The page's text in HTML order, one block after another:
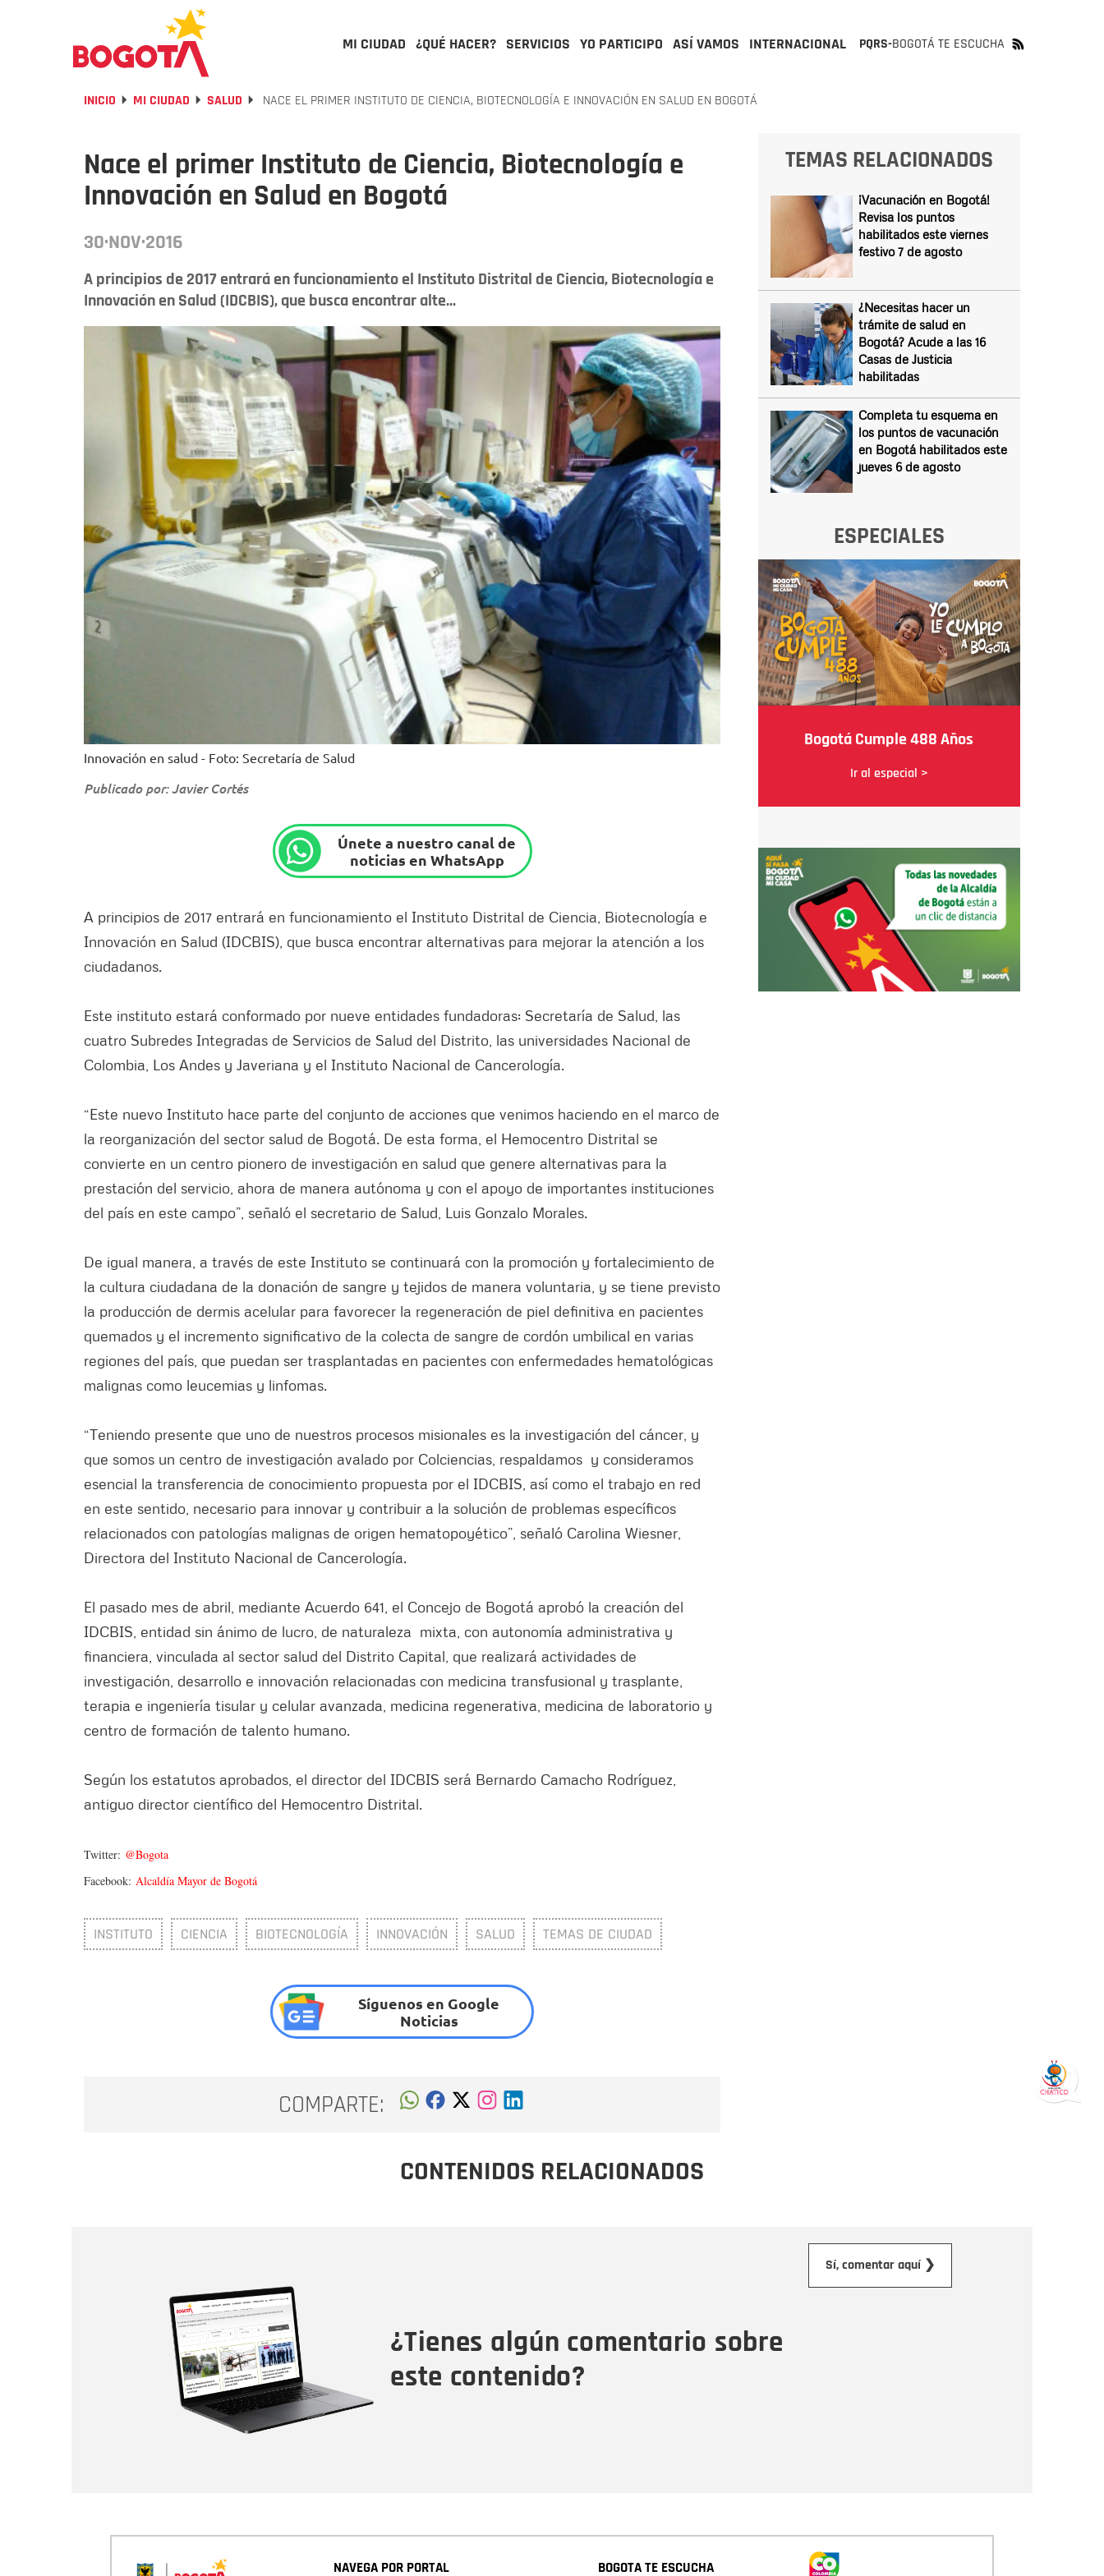
MI CIUDAD ¿QUÉ HACER? SERVICIOS YO PARTICIPO ASÍ VAMOS INTERNACIONAL PQRS-BOGOTÁ TE ESCUCHA
INICIO MI CIUDAD SALUD NACE EL PRIMER INSTITUTO DE CIENCIA, BIOTECNOLOGÍA E INNOVACIÓN EN SALUD EN BOGOTÁ
Nace el primer Instituto de Ciencia, Biotecnología e
Innovación en Salud en Bogotá
30·NOV·2016
A principios de 2017 entrará en funcionamiento el Instituto Distrital de Ciencia, Biotecnología e
Innovación en Salud (IDCBIS), que busca encontrar alte...
Innovación en salud - Foto: Secretaría de Salud
Publicado por: Javier Cortés
Únete a nuestro canal de
noticias en WhatsApp
A principios de 2017 entrará en funcionamiento el Instituto Distrital de Ciencia, Biotecnología e
Innovación en Salud (IDCBIS), que busca encontrar alternativas para mejorar la atención a los
ciudadanos.
Este instituto estará conformado por nueve entidades fundadoras: Secretaría de Salud, las
cuatro Subredes Integradas de Servicios de Salud del Distrito, las universidades Nacional de
Colombia, Los Andes y Javeriana y el Instituto Nacional de Cancerología.
“Este nuevo Instituto hace parte del conjunto de acciones que venimos haciendo en el marco de
la reorganización del sector salud de Bogotá. De esta forma, el Hemocentro Distrital se
convierte en un centro pionero de investigación en salud que genere alternativas para la
prestación del servicio, ahora de manera autónoma y con el apoyo de importantes instituciones
del país en este campo”, señaló el secretario de Salud, Luis Gonzalo Morales.
De igual manera, a través de este Instituto se continuará con la promoción y fortalecimiento de
la cultura ciudadana de la donación de sangre y tejidos de manera voluntaria, y se tiene previsto
la producción de dermis acelular para favorecer la regeneración de piel definitiva en pacientes
quemados y el incremento significativo de la colecta de sangre de cordón umbilical en varias
regiones del país, que puedan ser trasplantadas en pacientes con enfermedades hematológicas
malignas como leucemias y linfomas.
“Teniendo presente que uno de nuestros procesos misionales es la investigación del cáncer, y
que somos un centro de investigación avalado por Colciencias, respaldamos y consideramos
esencial la transferencia de conocimiento propuesta por el IDCBIS, así como el trabajo en red
en este sentido, necesario para innovar y contribuir a la solución de problemas específicos
relacionados con patologías malignas de origen hematopoyético”, señaló Carolina Wiesner,
Directora del Instituto Nacional de Cancerología.
El pasado mes de abril, mediante Acuerdo 641, el Concejo de Bogotá aprobó la creación del
IDCBIS, entidad sin ánimo de lucro, de naturaleza mixta, con autonomía administrativa y
financiera, vinculada al sector salud del Distrito Capital, que realizará actividades de
investigación, desarrollo e innovación relacionadas con medicina transfusional y trasplante,
terapia e ingeniería tisular y celular avanzada, medicina regenerativa, medicina de laboratorio y
centro de formación de talento humano.
Según los estatutos aprobados, el director del IDCBIS será Bernardo Camacho Rodríguez,
antiguo director científico del Hemocentro Distrital.
Twitter: @Bogota
Facebook: Alcaldía Mayor de Bogotá
INSTITUTO CIENCIA BIOTECNOLOGÍA INNOVACIÓN SALUD TEMAS DE CIUDAD
Síguenos en Google
Noticias
COMPARTE:
TEMAS RELACIONADOS
¡Vacunación en Bogotá!
Revisa los puntos
habilitados este viernes
festivo 7 de agosto
¿Necesitas hacer un
trámite de salud en
Bogotá? Acude a las 16
Casas de Justicia
habilitadas
Completa tu esquema en
los puntos de vacunación
en Bogotá habilitados este
jueves 6 de agosto
ESPECIALES
Bogotá Cumple 488 Años
Ir al especial >
CONTENIDOS RELACIONADOS
¿Tienes algún comentario sobre
este contenido?
Sí, comentar aquí ❯
NAVEGA POR PORTAL BOGOTA TE ESCUCHA